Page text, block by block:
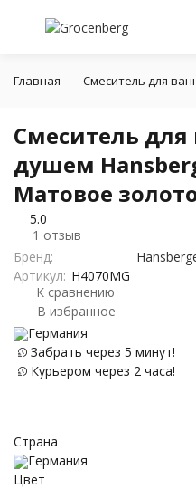
Главная Смеситель для
Смеситель
душем
Матовое
5.0
1 отзыв
Бренд:
Артикул: H4070MG
К сравнению
В избранное
Германия
Забрать через 5 минут!
Курьером через 2 часа!
Страна
Германия
Цвет